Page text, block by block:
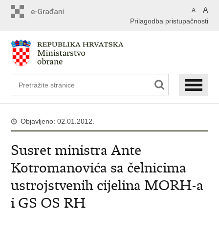
A A
Prilagodba pristupačnosti
Objavljeno: 02.01.2012.
Susret ministra Ante
Kotromanovića sa čelnicima
ustrojstvenih cijelina MORH-a
i GS OS RH